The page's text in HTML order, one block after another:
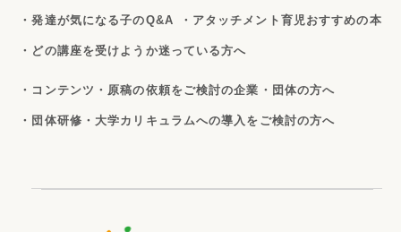
・発達が気になる子のQ&A ・アタッチメント育児おすすめの本
・どの講座を受けようか迷っている方へ
・コンテンツ・原稿の依頼をご検討の企業・団体の方へ
・団体研修・大学カリキュラムへの導入をご検討の方へ